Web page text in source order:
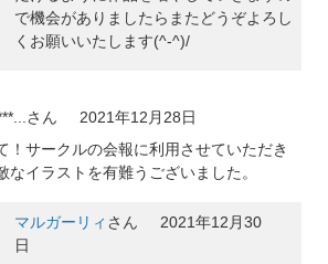
で機会がありましたらまたどうぞよろし
くお願いいたします(^-^)/
さん
2021年12月28日
！サークルの会報に利用させていただき
なイラストを有難うございました。
マルガーリィ さん
2021年12月30
日